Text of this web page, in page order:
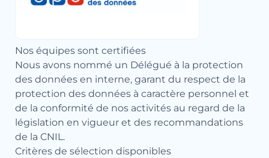
Nos équipes sont certifiées
Nous avons nommé un Délégué à la protection
des données en interne, garant du respect de la
protection des données à caractère personnel et
de la conformité de nos activités au regard de la
législation en vigueur et des recommandations
de la CNIL.
Critères de sélection disponibles